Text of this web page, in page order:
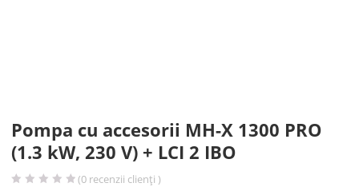
Pompa cu accesorii MH-X 1300 PRO
(1.3 kW, 230 V) + LCI 2 IBO
(0 recenzii clienți )